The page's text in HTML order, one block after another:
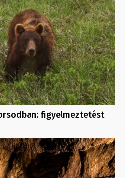
figyelmeztetést